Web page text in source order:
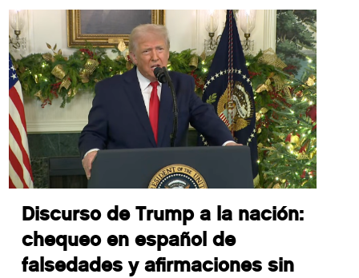
Discurso de Trump a la nación:
chequeo en español de
falsedades y afirmaciones sin